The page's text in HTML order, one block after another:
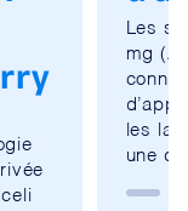
Les
mg
les
une